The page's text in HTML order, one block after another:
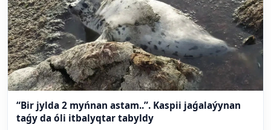
“Bir jylda 2 myńnan astam..”. Kaspii jaǵalaýynan
taǵy da óli itbalyqtar tabyldy